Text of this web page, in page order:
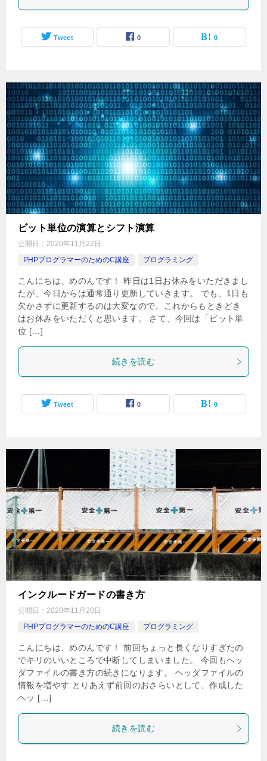
Tweet 0 0
ビット単位の演算とシフト演算
公開日： 2020年11月22日
PHPプログラマーのためのC講座
プログラミング
こんにちは、めのんです！ 昨日は1日お休みをいただきまし
たが、今日からは通常通り更新していきます。 でも、1日も
欠かさずに更新するのは大変なので、これからもときどき
はお休みをいただくと思います。 さて、今回は「ビット単
位 […]
続きを読む
Tweet 0 0
インクルードガードの書き方
公開日： 2020年11月20日
PHPプログラマーのためのC講座
プログラミング
こんにちは、めのんです！ 前回ちょっと長くなりすぎたの
でキリのいいところで中断してしまいました。 今回もヘッ
ダファイルの書き方の続きになります。 ヘッダファイルの
情報を増やす とりあえず前回のおさらいとして、作成した
ヘッ […]
続きを読む